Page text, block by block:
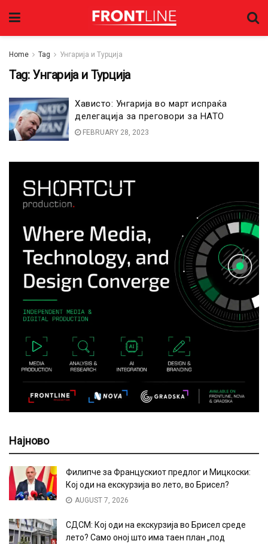
Home Tag Унгарија и Турција
Tag: Унгарија и Турција
Хависто: Унгарија во март испраќа
делегација за преговори за НАТО
FEBRUARY 28, 2023
Најново
Филипче за Францускиот предлог и Мицкоски:
Кој оди на екскурзија во лето, во Брисел?
AUGUST 7, 2026
СДСМ: Кој оди на екскурзија во Брисел среде
лето? Само оној што има таен план „под